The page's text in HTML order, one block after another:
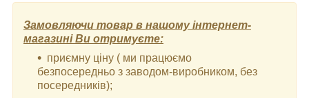
Замовляючи товар в нашому інтернет-
магазині Ви отримуєте:
приємну ціну ( ми працюємо
безпосередньо з заводом-виробником, без
посередників);